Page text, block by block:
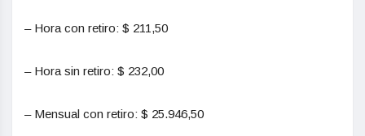
– Hora con retiro: $ 211,50
– Hora sin retiro: $ 232,00
– Mensual con retiro: $ 25.946,50